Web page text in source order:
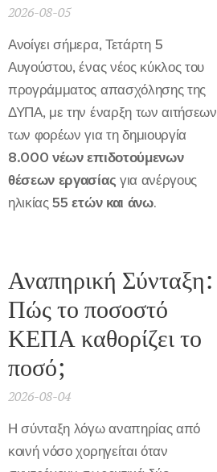
2026-08-05
Ανοίγει σήμερα, Τετάρτη 5
Αυγούστου, ένας νέος κύκλος του
προγράμματος απασχόλησης της
ΔΥΠΑ, με την έναρξη των αιτήσεων
των φορέων για τη δημιουργία
8.000 νέων επιδοτούμενων
θέσεων εργασίας για ανέργους
ηλικίας55 ετών και άνω.
Αναπηρική Σύνταξη:
Πώς το ποσοστό
ΚΕΠΑ καθορίζει το
ποσό;
2026-08-04
Η σύνταξη λόγω αναπηρίας από
κοινή νόσο χορηγείται όταν